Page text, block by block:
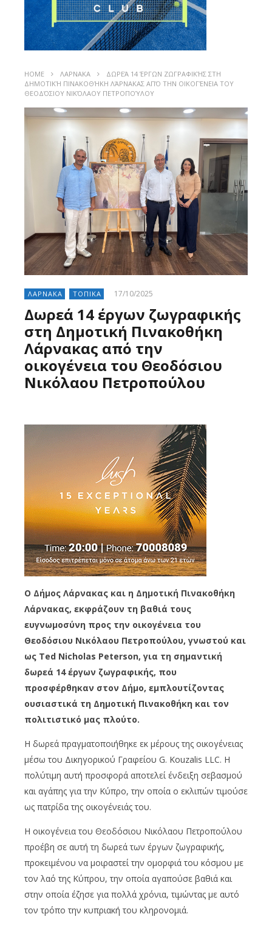
HOME ΛΑΡΝΑΚΑ
ΔΩΡΕΆ 14 ΈΡΓΩΝ ΖΩΓΡΑΦΙΚΉΣ ΣΤΗ
ΔΗΜΟΤΙΚΉ ΠΙΝΑΚΟΘΉΚΗ ΛΆΡΝΑΚΑΣ ΑΠΌ ΤΗΝ ΟΙΚΟΓΈΝΕΙΑ ΤΟΥ
ΘΕΟΔΌΣΙΟΥ ΝΙΚΌΛΑΟΥ ΠΕΤΡΟΠΟΎΛΟΥ
ΛΑΡΝΑΚΑ ΤΟΠΙΚΑ 17/10/2025
Δωρεά 14 έργων ζωγραφικής
στη Δημοτική Πινακοθήκη
Λάρνακας από την
οικογένεια του Θεοδόσιου
Νικόλαου Πετροπούλου
Ο Δήμος Λάρνακας και η Δημοτική Πινακοθήκη
Λάρνακας, εκφράζουν τη βαθιά τους
ευγνωμοσύνη προς την οικογένεια του
Θεοδόσιου Νικόλαου Πετροπούλου, γνωστού και
ως Ted Nicholas Peterson, για τη σημαντική
δωρεά 14 έργων ζωγραφικής, που
προσφέρθηκαν στον Δήμο, εμπλουτίζοντας
ουσιαστικά τη Δημοτική Πινακοθήκη και τον
πολιτιστικό μας πλούτο.
Η δωρεά πραγματοποιήθηκε εκ μέρους της οικογένειας
μέσω του Δικηγορικού Γραφείου G. Kouzalis LLC. Η
πολύτιμη αυτή προσφορά αποτελεί ένδειξη σεβασμού
και αγάπης για την Κύπρο, την οποία ο εκλιπών τιμούσε
ως πατρίδα της οικογένειάς του.
Η οικογένεια του Θεοδόσιου Νικόλαου Πετροπούλου
προέβη σε αυτή τη δωρεά των έργων ζωγραφικής,
προκειμένου να μοιραστεί την ομορφιά του κόσμου με
τον λαό της Κύπρου, την οποία αγαπούσε βαθιά και
στην οποία έζησε για πολλά χρόνια, τιμώντας με αυτό
τον τρόπο την κυπριακή του κληρονομιά.